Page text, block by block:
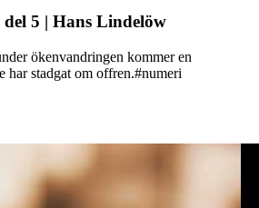
5 | Hans Lindelöw
ökenvandringen kommer en
har stadgat om offren.#numeri